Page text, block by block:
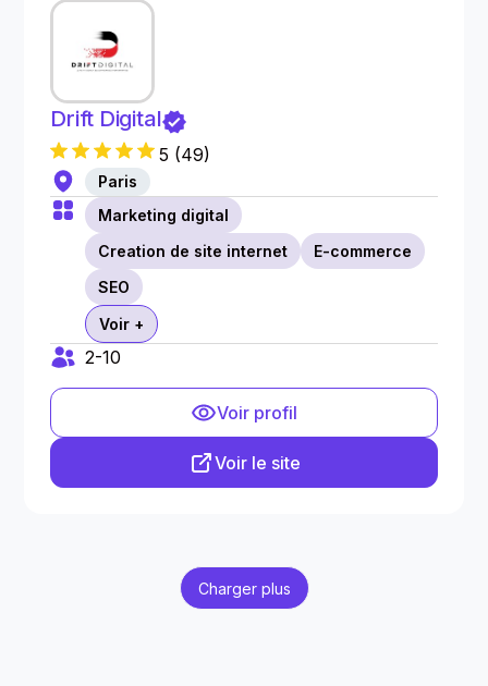
Drift Digital
5 (49)
Paris
Marketing digital
Creation de site internet
E-commerce
SEO
Voir +
2-10
Voir profil
Voir le site
Charger plus